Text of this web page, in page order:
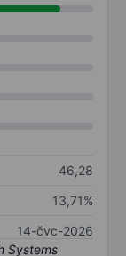
46,28
13,71%
14-čvc-2026